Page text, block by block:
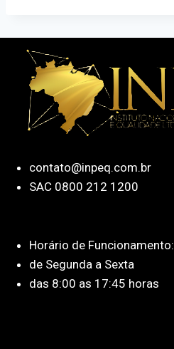
contato@inpeq.com.br
SAC 0800 212 1200
Horário de Funcionamento:
de Segunda a Sexta
das 8:00 as 17:45 horas